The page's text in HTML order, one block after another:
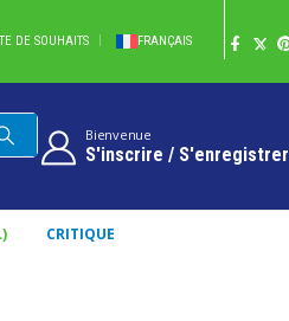
DE SOUHAITS FRANÇAIS
Bienvenue
S'inscrire / S'enregistrer
CRITIQUE